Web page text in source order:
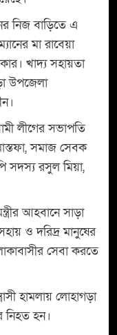
নিজ বাড়িতে এ
মা রাবেয়া
খাদ্য সহায়তা
উপজেলা
লীগের সভাপতি
সমাজ সেবক
সদস্য রসুল মিয়া,
আহবানে সাড়া
ও দরিদ্র মানুষের
সেবা করতে
হামলায় লোহাগড়া
নিহত হন।